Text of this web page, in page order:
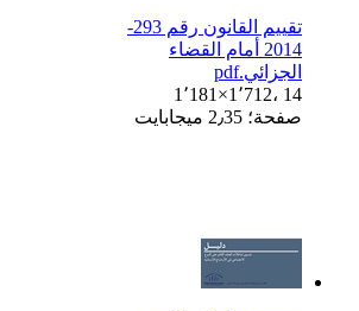
تقييم القانون رقم 293-
2014 أمام القضاء
الجزائي.pdf
1٬181×1٬712، 14
صفحة؛ 2٫35 ميجابايت